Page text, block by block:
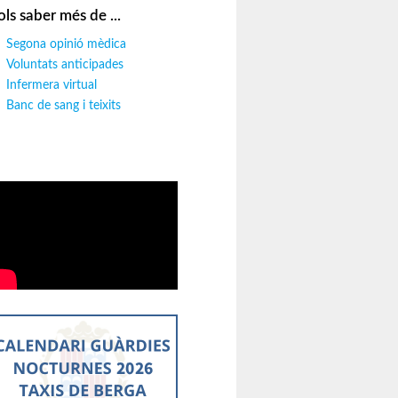
saber més de ...
Segona opinió mèdica
Voluntats anticipades
Infermera virtual
Banc de sang i teixits